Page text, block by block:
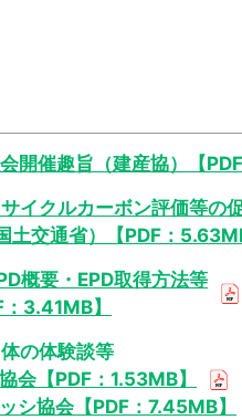
催趣旨（建産協）【PDF
イクルカーボン評価等の
土交通省）【PDF：
概要・EPD取得方法等
3.41MB】
の体験談等
会【PDF：1.53MB】
シ協会【PDF：7.45MB】